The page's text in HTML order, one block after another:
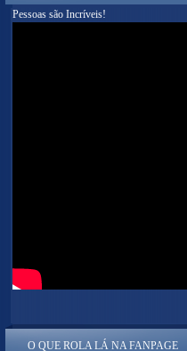
Pessoas são Incríveis!
O QUE ROLA LÁ NA FANPAGE